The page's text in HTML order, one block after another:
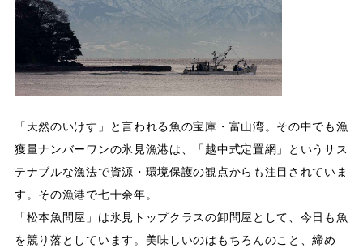
「天然のいけす」と言われる魚の宝庫・富山湾。その中でも漁
獲量ナンバーワンの氷見漁港は、「越中式定置網」というサス
テナブルな漁法で資源・環境保護の観点からも注目されていま
す。その漁港で七十余年。
「松本魚問屋」は氷見トップクラスの卸問屋として、今日も魚
を競り落としています。美味しいのはもちろんのこと、締め